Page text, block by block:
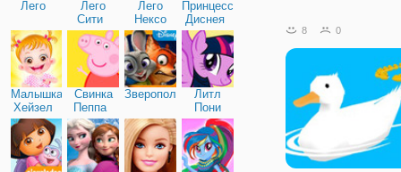
Лего
Лего
Сити
Лего
Нексо
Найтс
Принцессы
Диснея
Малышка
Хейзел
Свинка
Пеппа
Зверополис
Литл
Пони
Дружба
8 0